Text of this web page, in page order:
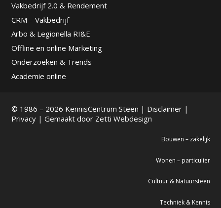
Vakbedrijf 2.0 & Rendement
CRM – Vakbedrijf
Arbo & Legionella RI&E
Offline en online Marketing
Onderzoeken & Trends
Academie online
© 1986 – 2026 KennisCentrum Steen | Disclaimer|
Privacy| Gemaakt door Zetti Webdesign
Bouwen – zakelijk
Wonen – particulier
Cultuur & Natuursteen
Techniek & Kennis